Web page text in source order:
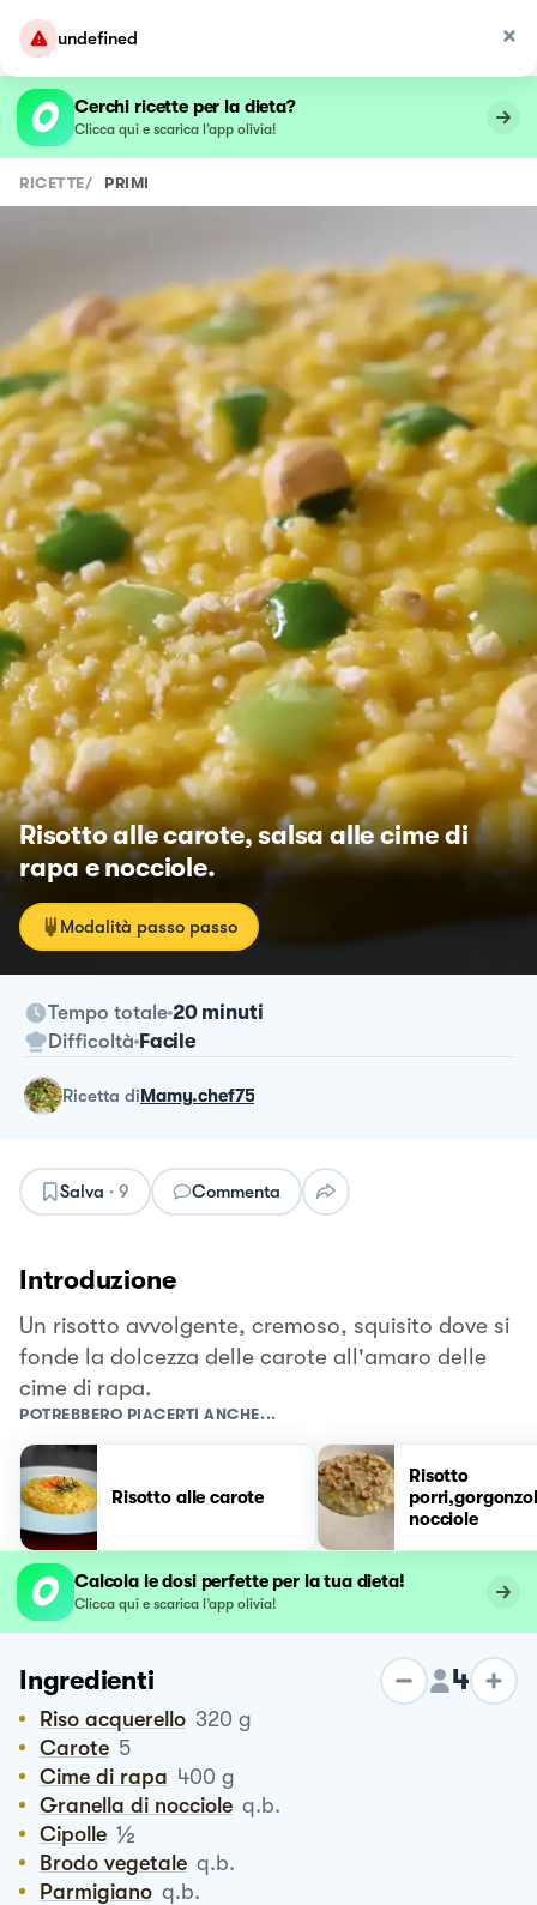
undefined
Cerchi ricette per la dieta?
Clicca qui e scarica l’app olivia!
RICETTE/ PRIMI
Risotto alle carote, salsa alle cime di
rapa e nocciole.
Modalità passo passo
Tempo totale 20 minuti
Difficoltà Facile
ricetta diMamy.chef75
Salva · 9 Commenta
Introduzione
Un risotto avvolgente, cremoso, squisito dove si
fonde la dolcezza delle carote all'amaro delle
cime di rapa.
POTREBBERO PIACERTI ANCHE...
Risotto alle carote
Risotto
nocciole
Calcola le dosi perfette per la tua dieta!
Clicca qui e scarica l’app olivia!
Ingredienti 4
Riso acquerello 320 g
Carote 5
Cime di rapa 400 g
Granella di nocciole q.b.
Cipolle ½
Brodo vegetale q.b.
Parmigiano q.b.